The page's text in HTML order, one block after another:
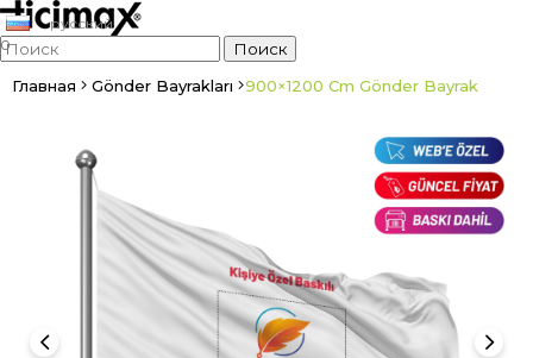
русский
0
Главная Gönder Bayrakları 900×1200 Cm Gönder Bayrak